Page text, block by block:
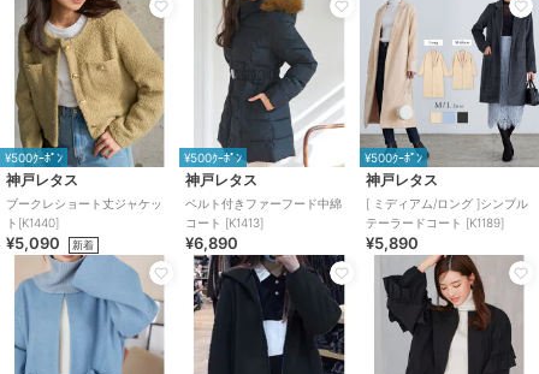
¥500ｸｰﾎﾟﾝ
神戸レタス
ブークレショート丈ジャケッ
ト[K1440]
¥5,090 新着
¥500ｸｰﾎﾟﾝ
神戸レタス
ベルト付きファーフード中綿
コート [K1413]
¥6,890
¥500ｸｰﾎﾟﾝ
神戸レタス
[ ミディアム/ロング ]シンプル
テーラードコート [K1189]
¥5,890